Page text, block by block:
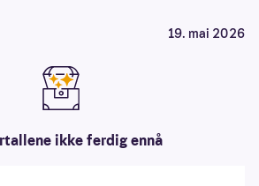
19. mai 2026
ikke ferdig ennå